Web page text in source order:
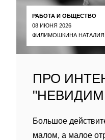
РАБОТА И ОБЩЕСТВО
08 ИЮНЯ 2026
ФИЛИМОШКИНА НАТАЛИЯ
ПРО
Большое
малом, а малое